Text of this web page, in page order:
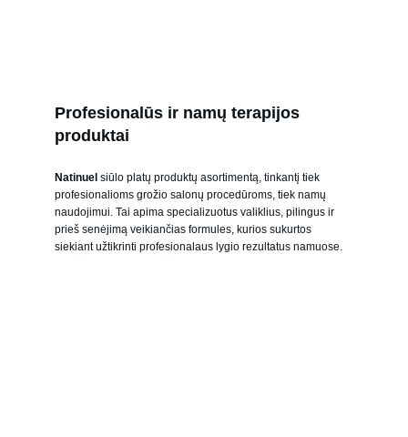
Profesionalūs ir namų terapijos
produktai
Natinuel siūlo platų produktų asortimentą, tinkantį tiek
profesionalioms grožio salonų procedūroms, tiek namų
naudojimui. Tai apima specializuotus valiklius, pilingus ir
prieš senėjimą veikiančias formules, kurios sukurtos
siekiant užtikrinti profesionalaus lygio rezultatus namuose.